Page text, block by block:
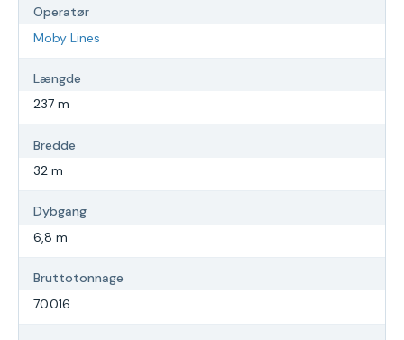
Operatør
Moby Lines
Længde
237 m
Bredde
32 m
Dybgang
6,8 m
Bruttotonnage
70.016